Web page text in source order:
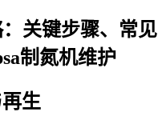
关键步骤、常见
制氮机维护
生